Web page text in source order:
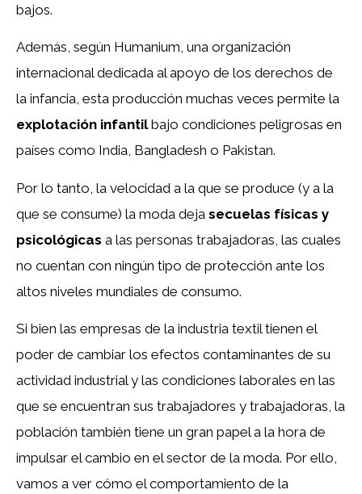
bajos.
Además, según Humanium, una organización
internacional dedicada al apoyo de los derechos de
la infancia, esta producción muchas veces permite la
explotación infantilbajo condiciones peligrosas en
países como India, Bangladesh o Pakistan.
Por lo tanto, la velocidad a la que se produce (y a la
que se consume) la moda deja secuelas físicas y
psicológicas a las personas trabajadoras, las cuales
no cuentan con ningún tipo de protección ante los
altos niveles mundiales de consumo.
Si bien las empresas de la industria textil tienen el
poder de cambiar los efectos contaminantes de su
actividad industrial y las condiciones laborales en las
que se encuentran sus trabajadores y trabajadoras, la
población también tiene un gran papel a la hora de
impulsar el cambio en el sector de la moda. Por ello,
vamos a ver cómo el comportamiento de la